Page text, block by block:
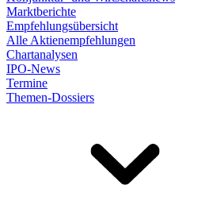
Marktberichte
Empfehlungsübersicht
Alle Aktienempfehlungen
Chartanalysen
IPO-News
Termine
Themen-Dossiers